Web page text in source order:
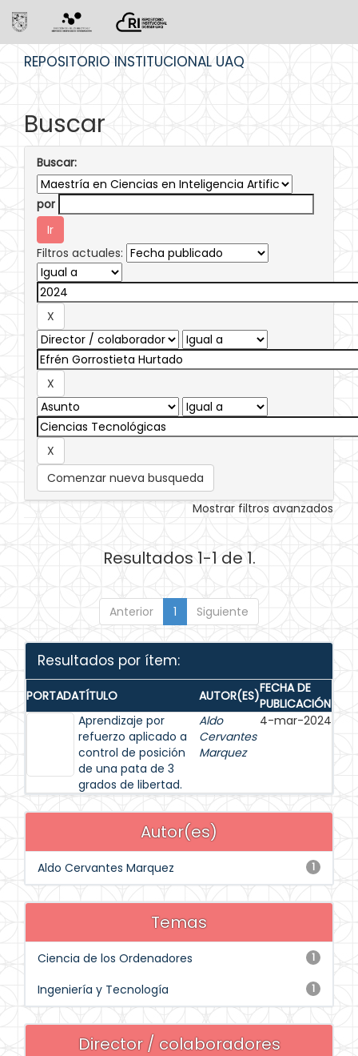
REPOSITORIO INSTITUCIONAL UAQ
Buscar
Buscar:
por
Filtros actuales:
Comenzar nueva busqueda
Mostrar filtros avanzados
Resultados 1-1 de 1.
Anterior 1 Siguiente
Resultados por ítem:
PORTADATÍTULO AUTOR(ES)FECHA DE
PUBLICACIÓN
Aprendizaje por
refuerzo aplicado a
control de posición
de una pata de 3
grados de libertad.
Aldo
Cervantes
Marquez
4-mar-2024
Autor(es)
1
Aldo Cervantes Marquez
Temas
1
Ciencia de los Ordenadores
1
Ingeniería y Tecnología
Director / colaboradores